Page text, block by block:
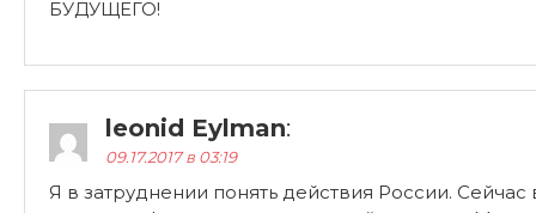
БУДУЩЕГО!
leonid Eylman:
09.17.2017 в 03:19
Я в затруднении понять действия России.